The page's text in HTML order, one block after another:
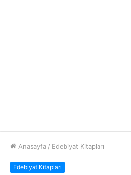
Anasayfa / Edebiyat Kitapları
Edebiyat Kitapları